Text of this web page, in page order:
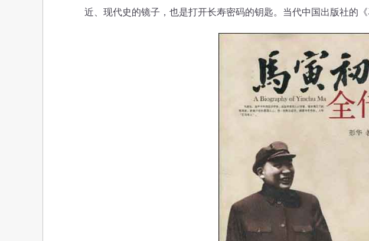
近、现代史的镜子，也是打开长寿密码的钥匙。当代中国出版社的《